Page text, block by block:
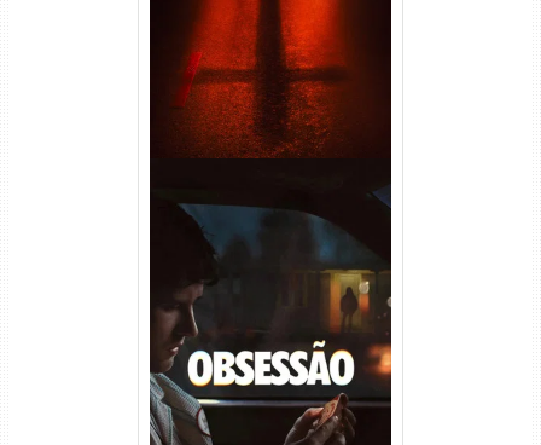
Obsessão Torrent (2026)
WEB-DL 1080p/4K Dual
Áudio